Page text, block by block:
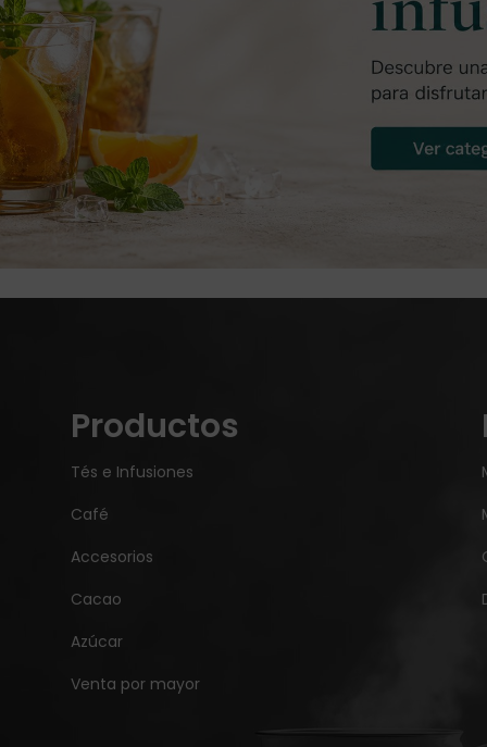
Productos
Tés e Infusiones
Café
Accesorios
Cacao
Azúcar
Venta por mayor